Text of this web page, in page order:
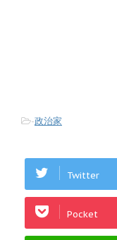
-政治家
Twitter
Pocket